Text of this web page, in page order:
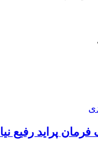
پراید رفیع نیا